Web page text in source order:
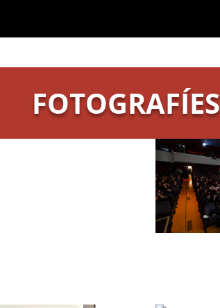
FOTOGRAFÍES